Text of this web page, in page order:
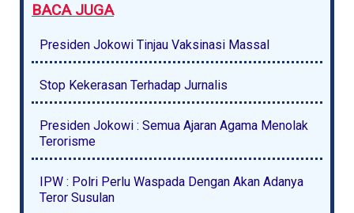
BACA JUGA
Presiden Jokowi Tinjau Vaksinasi Massal
Stop Kekerasan Terhadap Jurnalis
Presiden Jokowi : Semua Ajaran Agama Menolak
Terorisme
IPW : Polri Perlu Waspada Dengan Akan Adanya
Teror Susulan